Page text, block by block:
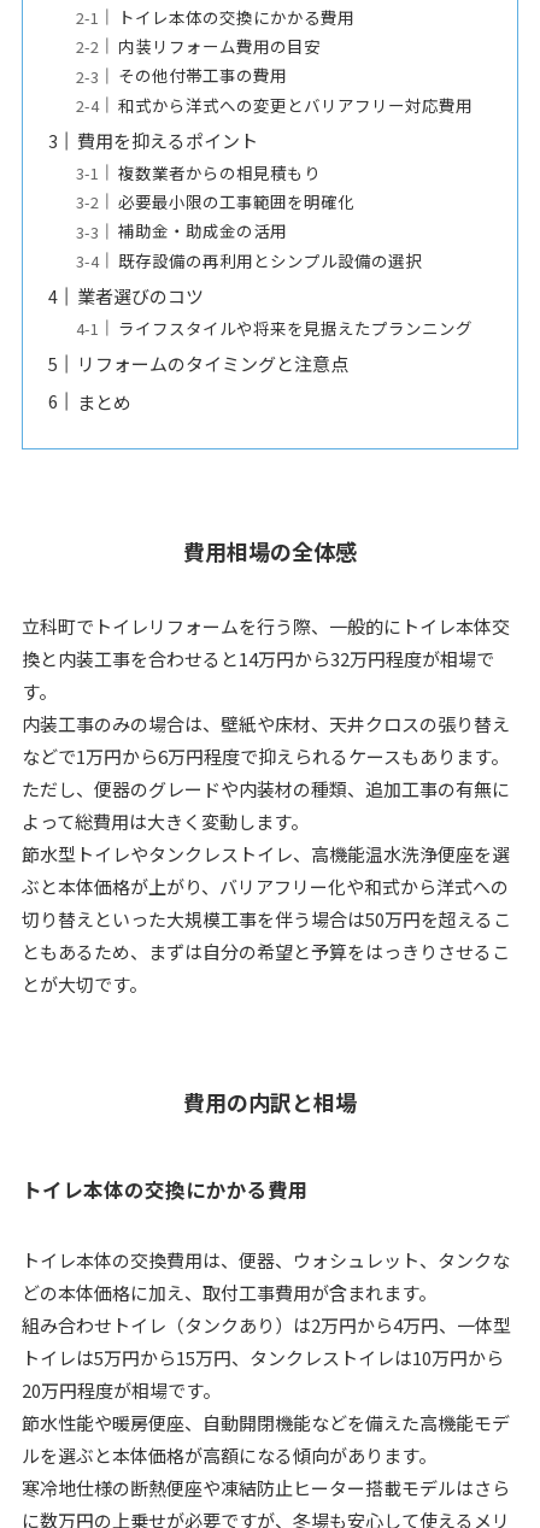
トイレ本体の交換にかかる費用
内装リフォーム費用の目安
その他付帯工事の費用
和式から洋式への変更とバリアフリー対応費用
費用を抑えるポイント
複数業者からの相見積もり
必要最小限の工事範囲を明確化
補助金・助成金の活用
既存設備の再利用とシンプル設備の選択
業者選びのコツ
ライフスタイルや将来を見据えたプランニング
リフォームのタイミングと注意点
まとめ
費用相場の全体感
立科町でトイレリフォームを行う際、一般的にトイレ本体交
換と内装工事を合わせると14万円から32万円程度が相場で
す。
内装工事のみの場合は、壁紙や床材、天井クロスの張り替え
などで1万円から6万円程度で抑えられるケースもあります。
ただし、便器のグレードや内装材の種類、追加工事の有無に
よって総費用は大きく変動します。
節水型トイレやタンクレストイレ、高機能温水洗浄便座を選
ぶと本体価格が上がり、バリアフリー化や和式から洋式への
切り替えといった大規模工事を伴う場合は50万円を超えるこ
ともあるため、まずは自分の希望と予算をはっきりさせるこ
とが大切です。
費用の内訳と相場
トイレ本体の交換にかかる費用
トイレ本体の交換費用は、便器、ウォシュレット、タンクな
どの本体価格に加え、取付工事費用が含まれます。
組み合わせトイレ（タンクあり）は2万円から4万円、一体型
トイレは5万円から15万円、タンクレストイレは10万円から
20万円程度が相場です。
節水性能や暖房便座、自動開閉機能などを備えた高機能モデ
ルを選ぶと本体価格が高額になる傾向があります。
寒冷地仕様の断熱便座や凍結防止ヒーター搭載モデルはさら
に数万円の上乗せが必要ですが、冬場も安心して使えるメリ